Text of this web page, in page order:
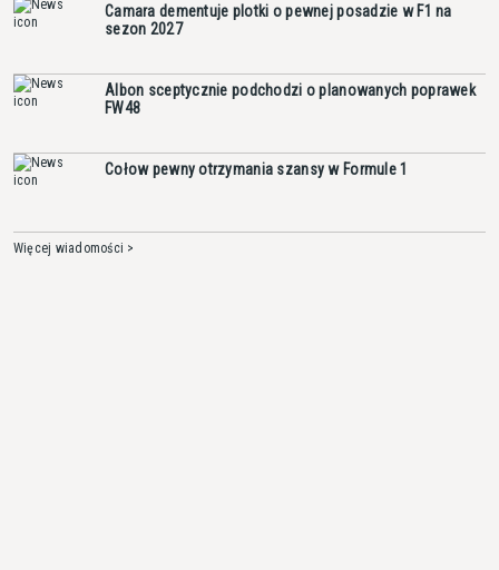
Camara dementuje plotki o pewnej posadzie w F1 na
sezon 2027
Albon sceptycznie podchodzi o planowanych poprawek
FW48
Cołow pewny otrzymania szansy w Formule 1
Więcej wiadomości >